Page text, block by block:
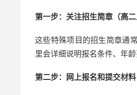
第一步：关注招生简章（高二
这些特殊项目的招生简章通
里会详细说明报名条件、年
第二步：网上报名和提交材料